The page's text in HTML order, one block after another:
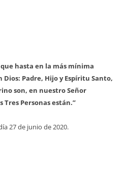
hasta en la más mínima
Padre, Hijo y Espíritu Santo,
son, en nuestro Señor
Tres Personas están.”
27 de junio de 2020.